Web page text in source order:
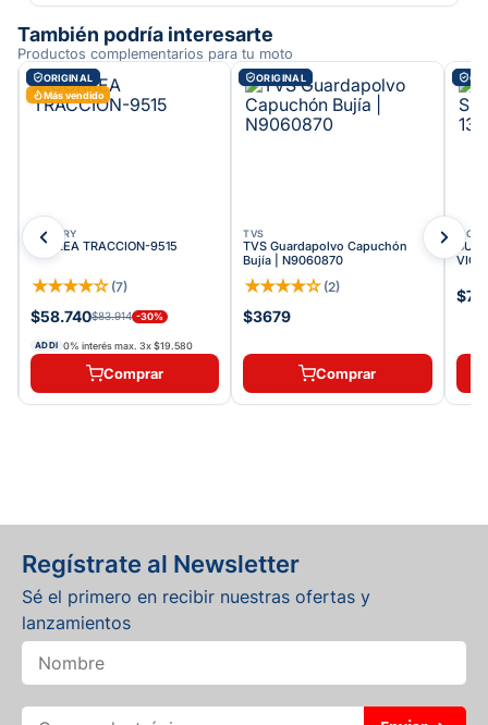
También podría interesarte
Productos complementarios para tu moto
ORIGINAL
Más vendido
VICTORY
CORREA TRACCION-9515
★★★★☆ (7)
$58.740$83.914 -30%
ADDI 0% interés max. 3x$19.580
Comprar
ORIGINAL
TVS
TVS Guardapolvo Capuchón
Bujía | N9060870
★★★★☆ (2)
$3679
Comprar
Regístrate al Newsletter
Sé el primero en recibir nuestras ofertas y
lanzamientos